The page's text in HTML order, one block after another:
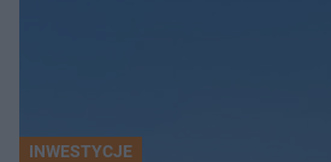
INWESTYCJE